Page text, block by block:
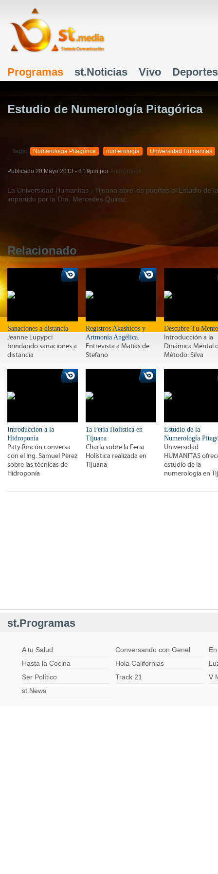
Menú principal
Programas st.Noticias Vivo Deportes
Estudio de Numerología Pitagórica
Tags: Numerología Pitagórica numerología Universidad Humanitas
Publicado 20 Mayo 2013 - 8:19pm por Anonymous
La Universidad Humanitas - Tijuana abre las puertas al Estudio de
impartido por la Dra. Mercedes Quiroz.
Relacionado
Sanaciones a distancia
Jeanne Lupypci
brindando sanaciones a
distancia
Registros Akashicos y
Artmonía Angélica.
Entrevista a Matías de
Stefano
Descubre Tu Mente
Introducción a la
Dinámica Mental
Método: Silva
Introduccion a la
Hidroponía
Paty Rincón conversa
con el Ing. Samuel Pérez
sobre las técnicas de
Hidroponía
1a Feria Holística en
Tijuana
Charla sobre la Feria
Holística realizada en
Tijuana
Estudio de la
Numerología
Universidad
HUMANITAS
estudio de la
numerología en
st.Programas
A tu Salud Conversando con Genel
Hasta la Cocina
Hola Californias
Ser Político
Track 21
V
st.News